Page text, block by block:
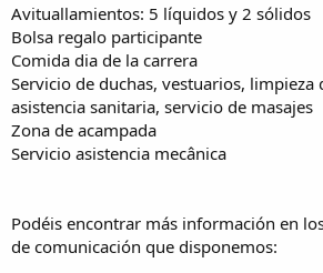
Avituallamientos: 5 líquidos y 2 sólidos
Bolsa regalo participante
Comida dia de la carrera
Servicio de duchas, vestuarios, limpieza
asistencia sanitaria, servicio de masajes
Zona de acampada
Servicio asistencia mecânica
Podéis encontrar más información en
de comunicación que disponemos: